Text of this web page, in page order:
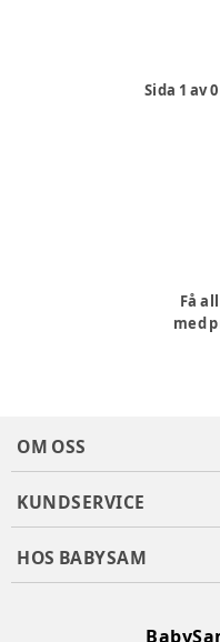
Sida 1 av0
Få
med
OM OSS
KUNDSERVICE
HOS BABYSAM